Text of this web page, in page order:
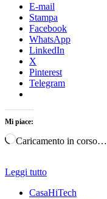
E-mail
Stampa
Facebook
WhatsApp
LinkedIn
X
Pinterest
Telegram
Mi piace:
Caricamento in corso…
Leggi tutto
CasaHiTech